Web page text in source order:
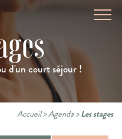
d'un court séjour !
Accueil>Agenda>Les stages